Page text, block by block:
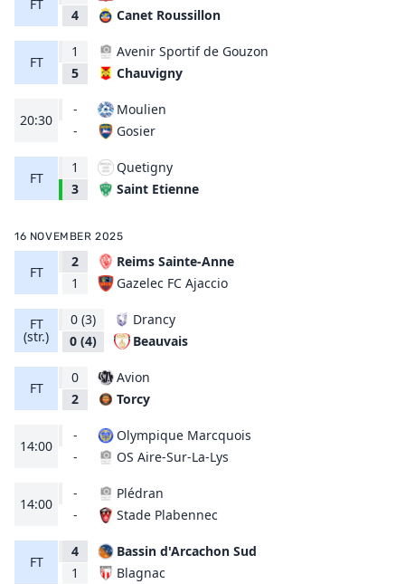
FT
4
Canet Roussillon
FT
1
5
Avenir Sportif de Gouzon
Chauvigny
20:30
-
-
Moulien
Gosier
FT
1
3
Quetigny
Saint Etienne
16 NOVEMBER 2025
FT
2
1
Reims Sainte-Anne
Gazelec FC Ajaccio
FT
(str.)
0 (3)
0 (4)
Drancy
Beauvais
FT
0
2
Avion
Torcy
14:00
-
-
Olympique Marcquois
OS Aire-Sur-La-Lys
14:00
-
-
Plédran
Stade Plabennec
FT
4
1
Bassin d'Arcachon Sud
Blagnac